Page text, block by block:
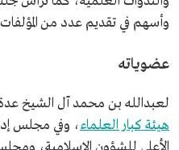
وأسهم في تقديم عدد من
عضوياته
لعبدالله بن محمد آل الشيخ
هيئة كبار العلماء، وفي مجلس